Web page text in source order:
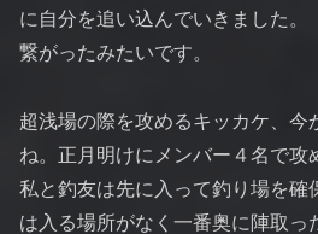
に自分を追い込んでいきました。
繋がったみたいです。
超浅場の際を攻めるキッカケ、今
ね。正月明けにメンバー４名で攻
私と釣友は先に入って釣り場を確
は入る場所がなく一番奥に陣取っ